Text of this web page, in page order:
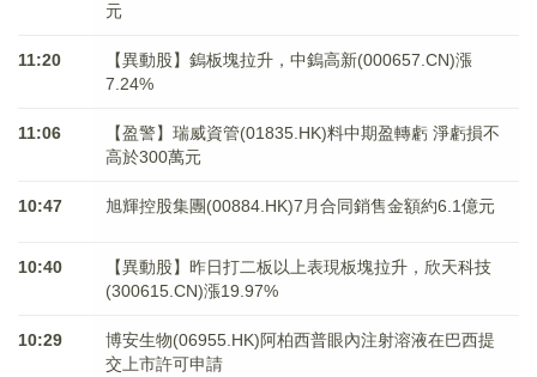
元
11:20
【異動股】鎢板塊拉升，中鎢高新(000657.CN)漲
7.24%
11:06
【盈警】瑞威資管(01835.HK)料中期盈轉虧 淨虧損不
高於300萬元
10:47 旭輝控股集團(00884.HK)7月合同銷售金額約6.1億元
10:40
【異動股】昨日打二板以上表現板塊拉升，欣天科技
(300615.CN)漲19.97%
10:29
博安生物(06955.HK)阿柏西普眼內注射溶液在巴西提
交上市許可申請